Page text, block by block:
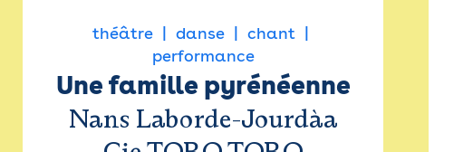
théâtre danse
chant
performance
Une famille pyrénéenne
Nans Laborde-Jourdàa